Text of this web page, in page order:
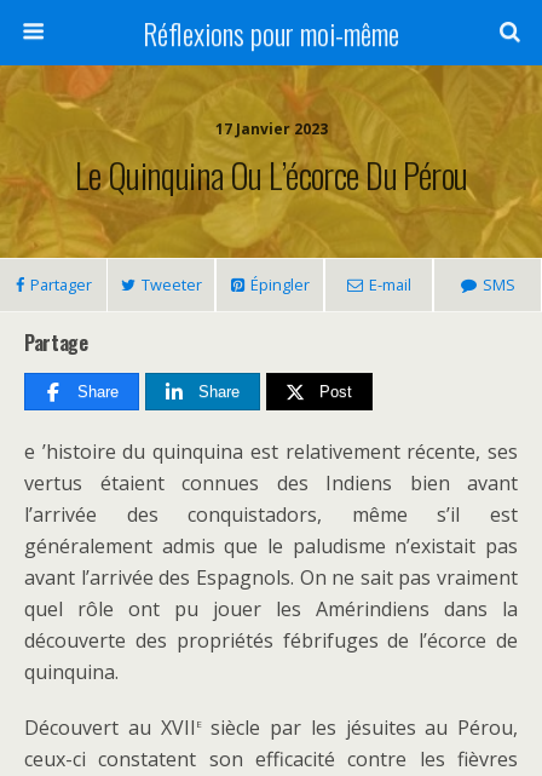
Réflexions pour moi-même
17 Janvier 2023
Le Quinquina Ou L’écorce Du Pérou
Partager Tweeter Épingler E-mail SMS
Partage
Share Share Post
e ’histoire du quinquina est relativement récente, ses
vertus étaient connues des Indiens bien avant
l’arrivée des conquistadors, même s’il est
généralement admis que le paludisme n’existait pas
avant l’arrivée des Espagnols. On ne sait pas vraiment
quel rôle ont pu jouer les Amérindiens dans la
découverte des propriétés fébrifuges de l’écorce de
quinquina.
Découvert au XVIIesiècle par les jésuites au Pérou,
ceux-ci constatent son efficacité contre les fièvres